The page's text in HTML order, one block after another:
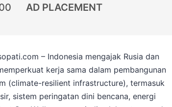
AD PLACEMENT
– Indonesia mengajak Rusia dan
kerja sama dalam pembangunan
(climate-resilient infrastructure), termasuk
sistem peringatan dini bencana, energi